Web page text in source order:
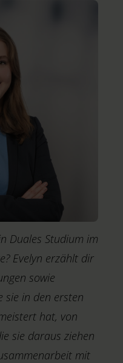
Duales Studium im
Evelyn erzählt dir
sowie
sie in den ersten
hat, von
sie daraus ziehen
mit